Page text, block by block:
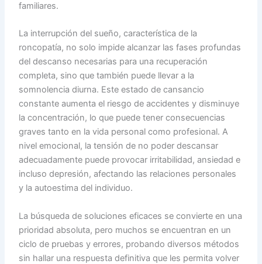
familiares.
La interrupción del sueño, característica de la
roncopatía, no solo impide alcanzar las fases profundas
del descanso necesarias para una recuperación
completa, sino que también puede llevar a la
somnolencia diurna. Este estado de cansancio
constante aumenta el riesgo de accidentes y disminuye
la concentración, lo que puede tener consecuencias
graves tanto en la vida personal como profesional. A
nivel emocional, la tensión de no poder descansar
adecuadamente puede provocar irritabilidad, ansiedad e
incluso depresión, afectando las relaciones personales
y la autoestima del individuo.
La búsqueda de soluciones eficaces se convierte en una
prioridad absoluta, pero muchos se encuentran en un
ciclo de pruebas y errores, probando diversos métodos
sin hallar una respuesta definitiva que les permita volver